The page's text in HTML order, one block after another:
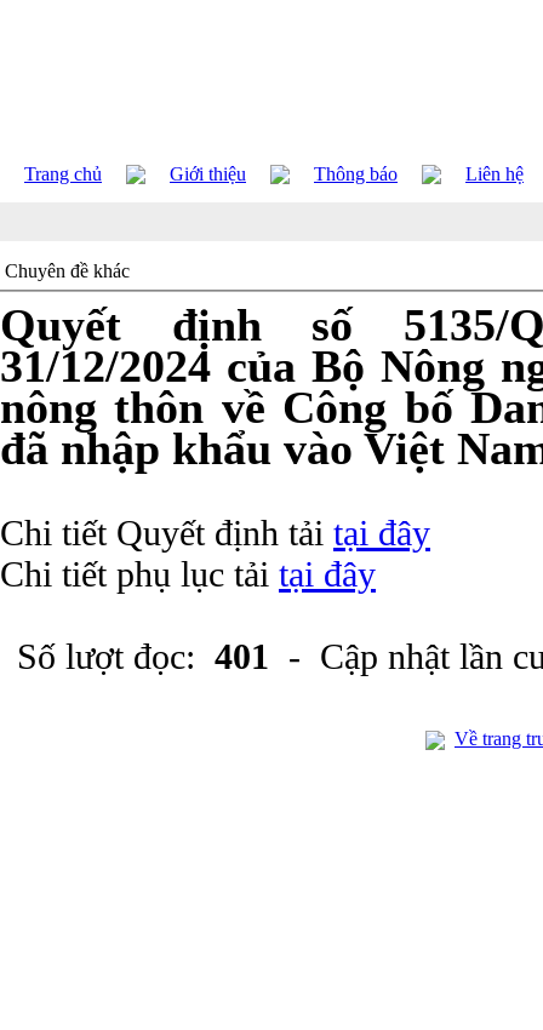
Trang chủ Giới thiệu Thông báo Liên hệ
Chuyên đề khác
Quyết định số 5135/
31/12/2024 của Bộ Nông
nông thôn về Công bố
đã nhập khẩu vào Việt
Chi tiết Quyết định tải tại đây
Chi tiết phụ lục tải tại đây
Số lượt đọc: 401 - Cập nhật lần
Về trang